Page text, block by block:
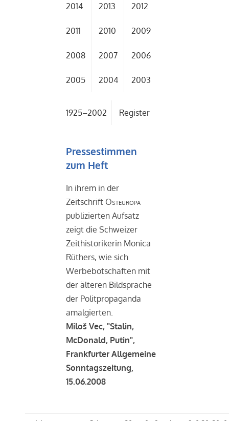
2014 2013 2012
2011 2010 2009
2008 2007 2006
2005 2004 2003
1925–2002 Register
Pressestimmen
zum Heft
In ihrem in der
Zeitschrift Osteuropa
publizierten Aufsatz
zeigt die Schweizer
Zeithistorikerin Monica
Rüthers, wie sich
Werbebotschaften mit
der älteren Bildsprache
der Politpropaganda
amalgierten.
Miloš Vec, "Stalin,
McDonald, Putin",
Frankfurter Allgemeine
Sonntagszeitung,
15.06.2008